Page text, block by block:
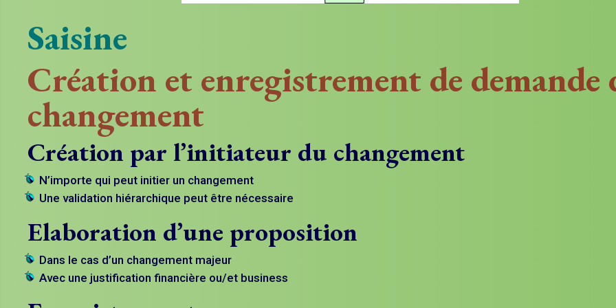
Saisine
Création et enregistrement de demande
changement
Création par l’initiateur du changement
N’importe qui peut initier un changement
Une validation hiérarchique peut être nécessaire
Elaboration d’une proposition
Dans le cas d’un changement majeur
Avec une justification financière ou/et business